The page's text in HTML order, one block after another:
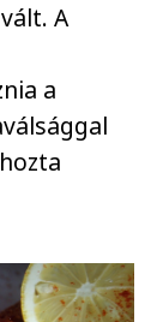
A
a